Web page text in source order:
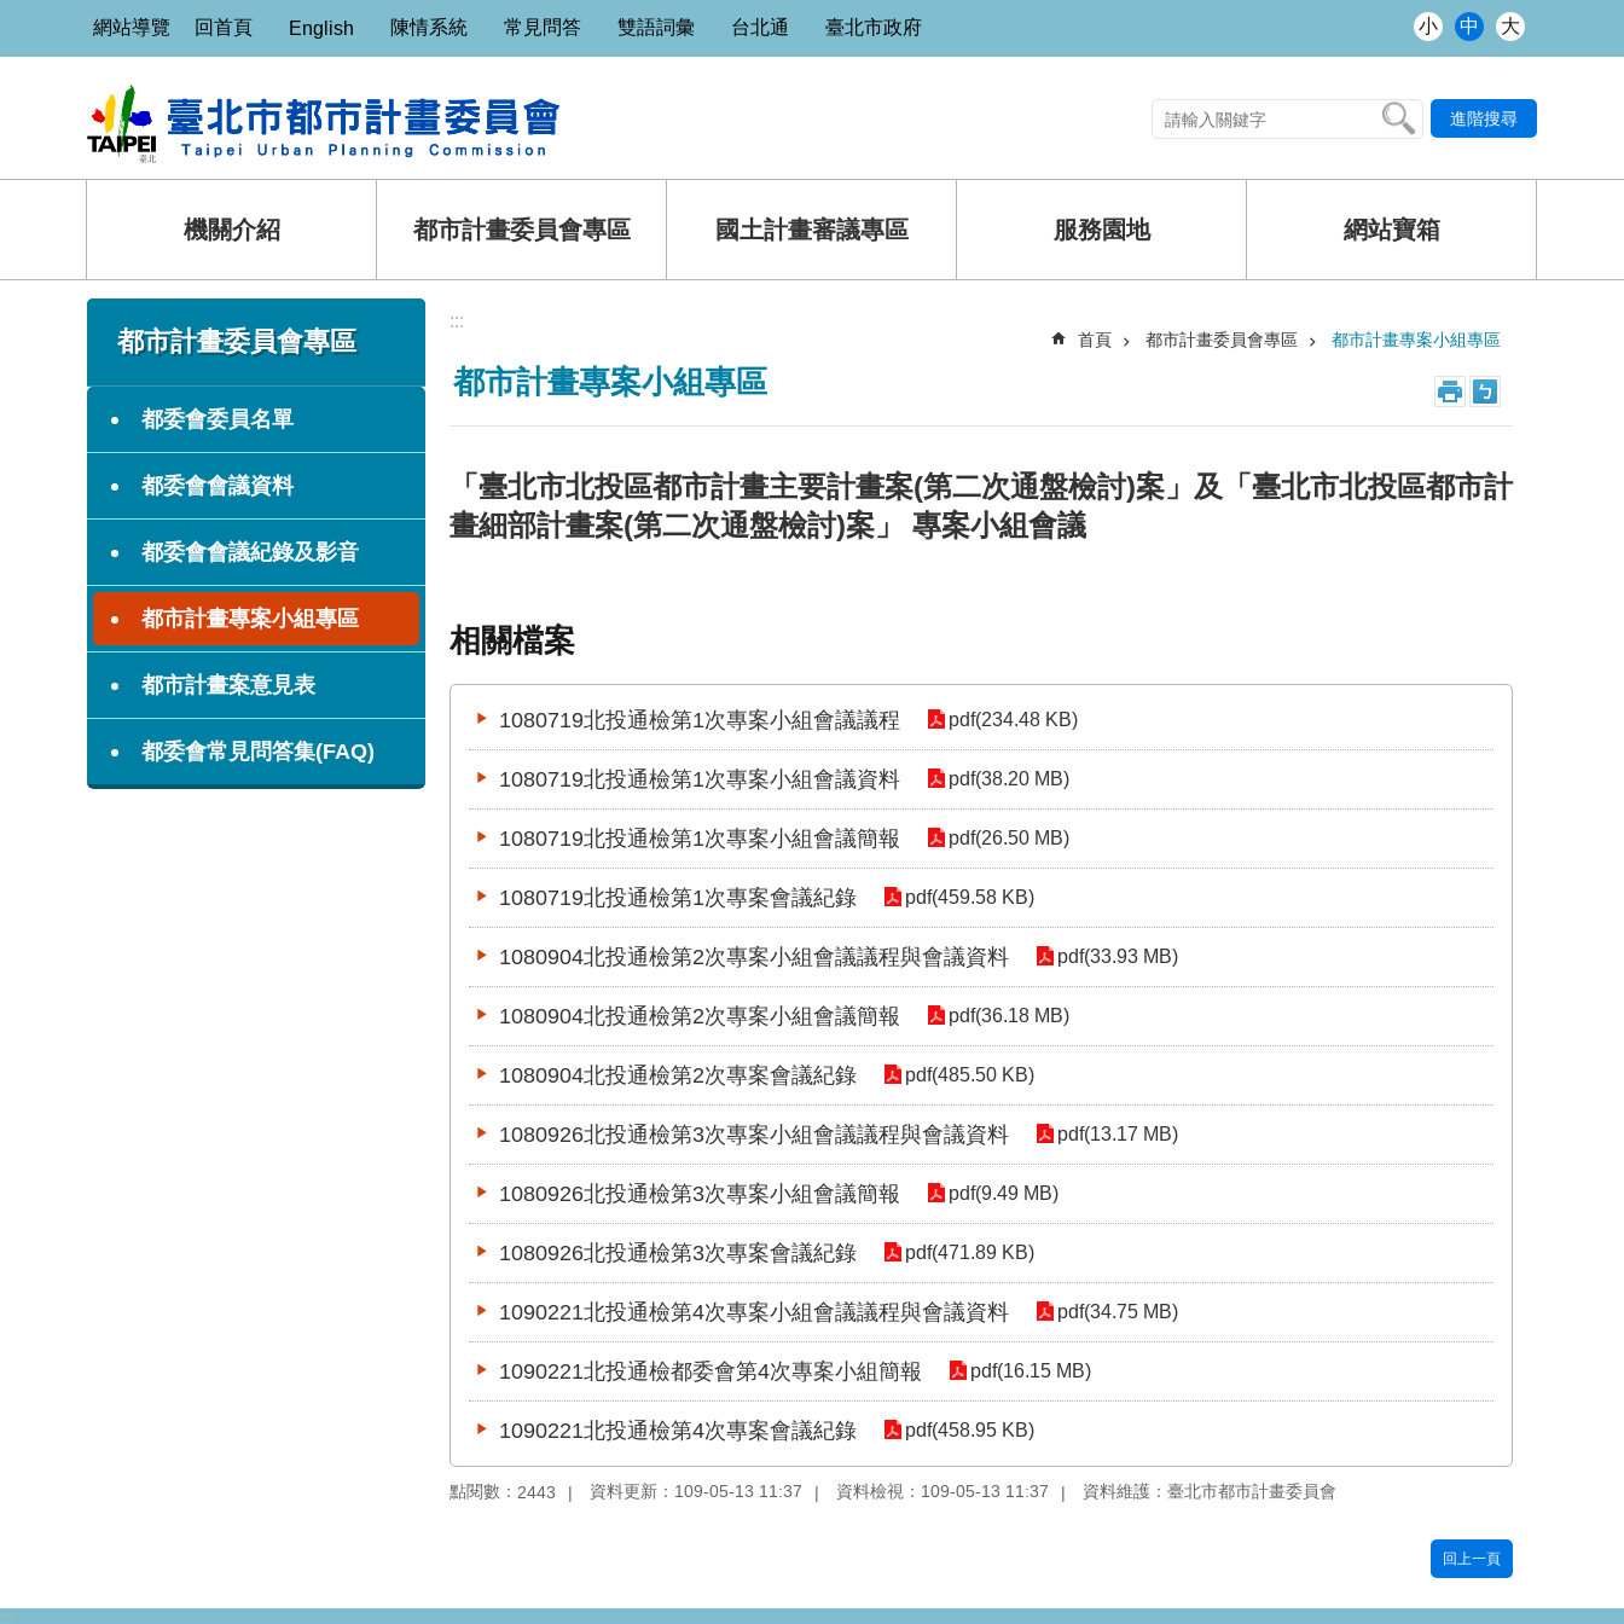
跳到主要內容區塊
:::網站導覽 回首頁 English 陳情系統 常見問答 雙語詞彙 台北通 臺北市政府 小 中 大
進階搜尋
機關介紹 都市計畫委員會專區 國土計畫審議專區 服務園地 網站寶箱
:::
都市計畫委員會專區
都委會委員名單
都委會會議資料
都委會會議紀錄及影音
都市計畫專案小組專區
都市計畫案意見表
都委會常見問答集(FAQ)
:::
首頁 都市計畫委員會專區 都市計畫專案小組專區
都市計畫專案小組專區
「臺北市北投區都市計畫主要計畫案(第二次通盤檢討)案」及「臺北市北投區都市計
畫細部計畫案(第二次通盤檢討)案」 專案小組會議
相關檔案
1080719北投通檢第1次專案小組會議議程 pdf(234.48 KB)
1080719北投通檢第1次專案小組會議資料 pdf(38.20 MB)
1080719北投通檢第1次專案小組會議簡報 pdf(26.50 MB)
1080719北投通檢第1次專案會議紀錄 pdf(459.58 KB)
1080904北投通檢第2次專案小組會議議程與會議資料 pdf(33.93 MB)
1080904北投通檢第2次專案小組會議簡報 pdf(36.18 MB)
1080904北投通檢第2次專案會議紀錄 pdf(485.50 KB)
1080926北投通檢第3次專案小組會議議程與會議資料 pdf(13.17 MB)
1080926北投通檢第3次專案小組會議簡報 pdf(9.49 MB)
1080926北投通檢第3次專案會議紀錄 pdf(471.89 KB)
1090221北投通檢第4次專案小組會議議程與會議資料 pdf(34.75 MB)
1090221北投通檢都委會第4次專案小組簡報 pdf(16.15 MB)
1090221北投通檢第4次專案會議紀錄 pdf(458.95 KB)
點閱數： 2443 資料更新：109-05-13 11:37 資料檢視：109-05-13 11:37 資料維護：臺北市都市計畫委員會
回上一頁
:::